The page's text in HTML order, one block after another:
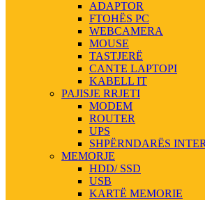
ADAPTOR
FTOHËS PC
WEBCAMERA
MOUSE
TASTJERË
CANTE LAPTOPI
KABELL IT
PAJISJE RRJETI
MODEM
ROUTER
UPS
SHPËRNDARËS
MEMORJE
HDD/ SSD
USB
KARTË MEMORIE